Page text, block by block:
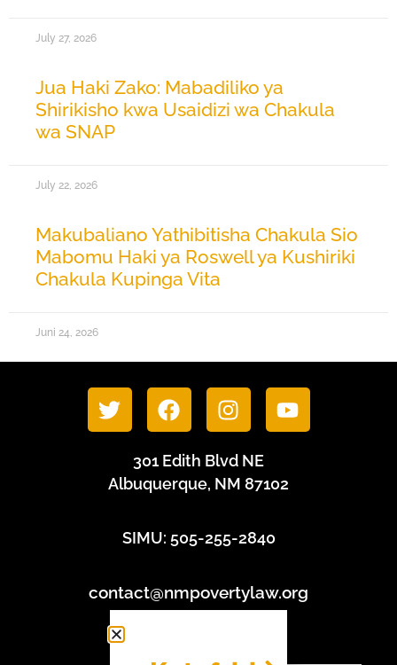
July 27, 2026
Jua Haki Zako: Mabadiliko ya
Shirikisho kwa Usaidizi wa Chakula
wa SNAP
July 22, 2026
Makubaliano Yathibitisha Chakula Sio
Mabomu Haki ya Roswell ya Kushiriki
Chakula Kupinga Vita
Juni 24, 2026
301 Edith Blvd NE
Albuquerque, NM 87102
SIMU: 505-255-2840
contact@nmpovertylaw.org